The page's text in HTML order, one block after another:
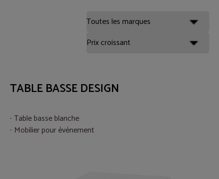
TABLE BASSE DESIGN
Table basse blanche
Mobilier pour événement